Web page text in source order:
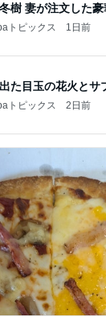
樹 妻が注文した
トピックス 1日前
た目玉の花火とサ
トピックス 2日前